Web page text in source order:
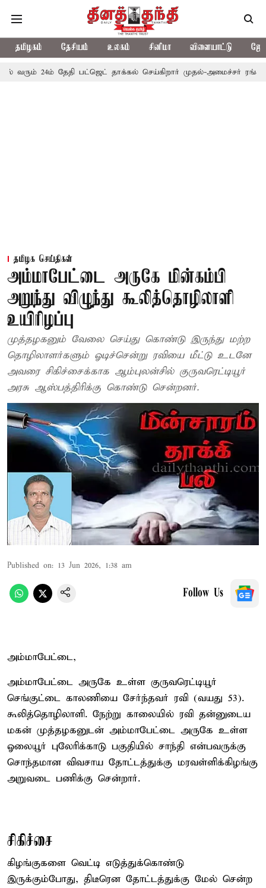
தமிழகம் தேசியம் உலகம் சினிமா விளையாட்டு
24ம் தேதி பட்ஜெட் தாக்கல் செய்கிறார் முதல்-அமைச்சர் ரங்கசாமி
தமிழக செய்திகள்
அம்மாபேட்டை அருகே மின்கம்பி
அறுந்து விழுந்து கூலித்தொழிலாளி
உயிரிழப்பு
முத்தழகனும் வேலை செய்து கொண்டு இருந்து மற்ற
தொழிலாளர்களும் ஓடிச்சென்று ரவியை மீட்டு உடனே
அவரை சிகிச்சைக்காக ஆம்புலன்சில் குருவரெட்டியூர்
அரசு ஆஸ்பத்திரிக்கு கொண்டு சென்றனர்.
Published on: 13 Jun 2026, 1:38 am
Follow Us
அம்மாபேட்டை,
அம்மாபேட்டை அருகே உள்ள குருவரெட்டியூர்
செங்குட்டை காலணியை சேர்ந்தவர் ரவி (வயது 53).
கூலித்தொழிலாளி. நேற்று காலையில் ரவி தன்னுடைய
மகன் முத்தழகனுடன் அம்மாபேட்டை அருகே உள்ள
ஓலையூர் புலேரிக்காடு பகுதியில் சாந்தி என்பவருக்கு
சொந்தமான விவசாய தோட்டத்துக்கு மரவள்ளிக்கிழங்கு
அறுவடை பணிக்கு சென்றார்.
சிகிச்சை
கிழங்குகளை வெட்டி எடுத்துக்கொண்டு
இருக்கும்போது, திடீரென தோட்டத்துக்கு மேல் சென்ற